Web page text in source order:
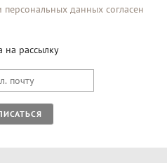
персональных данных согласен
на рассылку